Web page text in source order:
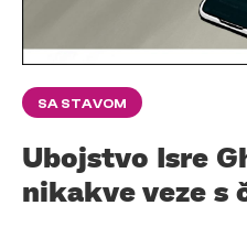
SA STAVOM
Ubojstvo Isre
nikakve veze s